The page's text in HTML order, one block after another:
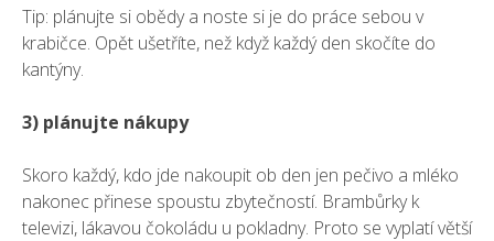
Tip: plánujte si obědy a noste si je do práce sebou v
krabičce. Opět ušetříte, než když každý den skočíte do
kantýny.
3) plánujte nákupy
Skoro každý, kdo jde nakoupit ob den jen pečivo a mléko
nakonec přinese spoustu zbytečností. Brambůrky k
televizi, lákavou čokoládu u pokladny. Proto se vyplatí větší